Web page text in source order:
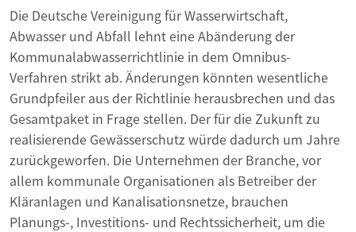
Die Deutsche Vereinigung für Wasserwirtschaft,
Abwasser und Abfall lehnt eine Abänderung der
Kommunalabwasserrichtlinie in dem Omnibus-
Verfahren strikt ab. Änderungen könnten wesentliche
Grundpfeiler aus der Richtlinie herausbrechen und das
Gesamtpaket in Frage stellen. Der für die Zukunft zu
realisierende Gewässerschutz würde dadurch um Jahre
zurückgeworfen. Die Unternehmen der Branche, vor
allem kommunale Organisationen als Betreiber der
Kläranlagen und Kanalisationsnetze, brauchen
Planungs-, Investitions- und Rechtssicherheit, um die